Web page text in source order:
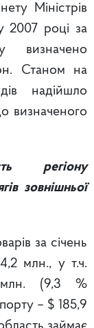
Міністрів
2007 році за
визначено
Станом на
надійшло
визначеного
регіону
зовнішньої
за січень
млн., у т.ч.
(9,3 %
– $ 185,9